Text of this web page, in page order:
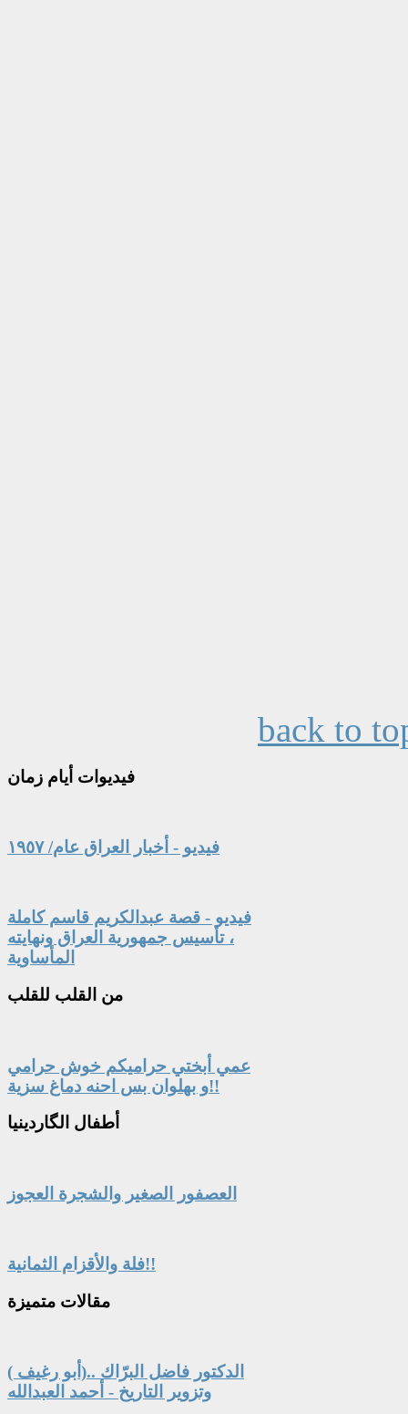
back to
فيديوات أيام زمان
فيديو - أخبار العراق عام/ ١٩٥٧
فيديو - قصة عبدالكريم قاسم كاملة
، تأسيس جمهورية العراق ونهايته
المأساوية
من القلب للقلب
عمي أبختي حراميكم خوش حرامي
و بهلوان بس احنه دماغ سزية!!
أطفال الگاردينيا
العصفور الصغير والشجرة العجوز
فلة والأقزام الثمانية!!
مقالات متميزة
الدكتور فاضل البرّاك ..(أبو رغيف )
وتزوير التاريخ - أحمد العبدالله